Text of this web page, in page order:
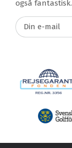
også fantastisk.